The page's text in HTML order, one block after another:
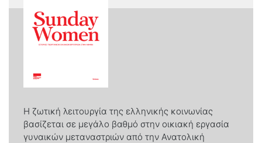
Η ζωτική λειτουργία της ελληνικής κοινωνίας
βασίζεται σε μεγάλο βαθμό στην οικιακή εργασία
γυναικών μεταναστριών από την Ανατολική